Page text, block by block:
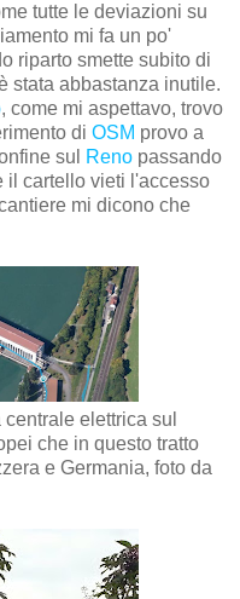
tutte le deviazioni su
mi fa un po'
riparto smette subito di
stata abbastanza inutile.
, come mi aspettavo, trovo
di OSM provo a
sul
Reno passando
il cartello vieti l'accesso
mi dicono che
elettrica sul
che in questo tratto
e Germania, foto da